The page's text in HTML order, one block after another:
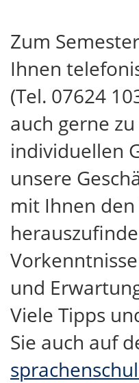
Zum
Ihnen
(Tel. 07624
auch gerne
individuellen
unsere
mit Ihnen den
und
Viele Tipps
Sie auch auf